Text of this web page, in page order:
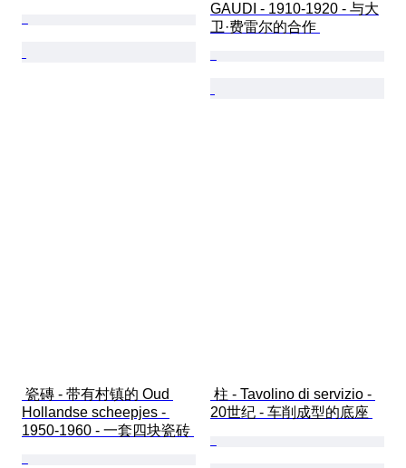
GAUDI - 1910-1920 - 与大
卫·费雷尔的合作
Hollandse scheepjes -
1950-1960 - 一套四块瓷砖
20世纪 - 车削成型的底座